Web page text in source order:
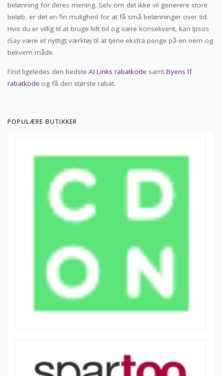
belønning for deres mening. Selv om det ikke vil generere store
beløb, er det en fin mulighed for at få små belønninger over tid.
Hvis du er villig til at bruge lidt tid og være konsekvent, kan Ipsos
iSay være et nyttigt værktøj til at tjene ekstra penge på en nem og
bekvem måde.
Find ligeledes den bedste AI Links rabatkode samt Byens IT
rabatkode og få den største rabat.
POPULÆRE BUTIKKER